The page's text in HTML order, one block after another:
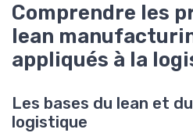
Comprendre les
lean
appliqués à la
Les bases du lean et
logistique